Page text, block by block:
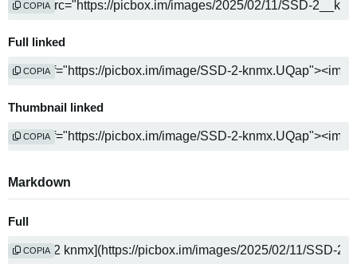
COPIA
Full linked
COPIA
Thumbnail linked
COPIA
Markdown
Full
COPIA